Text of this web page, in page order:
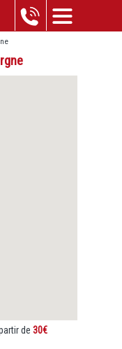
de 30€